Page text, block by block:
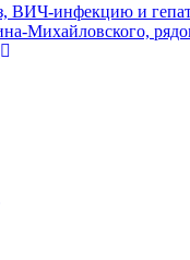
ВИЧ-инфекцию и
Михайловского,